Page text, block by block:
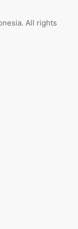
All rights